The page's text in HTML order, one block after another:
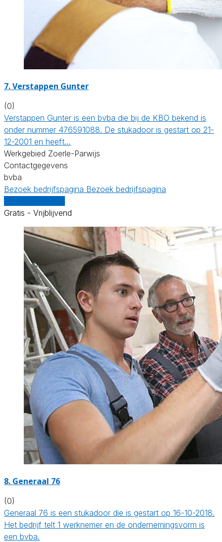
7. Verstappen Gunter
(0)
Verstappen Gunter is een bvba die bij de KBO bekend is
onder nummer 476591088. De stukadoor is gestart op 21-
12-2001 en heeft…
Werkgebied Zoerle-Parwijs
Contactgegevens
bvba
Bezoek bedrijfspagina Bezoek bedrijfspagina
Gratis - Vrijblijvend
8. Generaal 76
(0)
Generaal 76 is een stukadoor die is gestart op 16-10-2018.
Het bedrijf telt 1 werknemer en de ondernemingsvorm is
een bvba.